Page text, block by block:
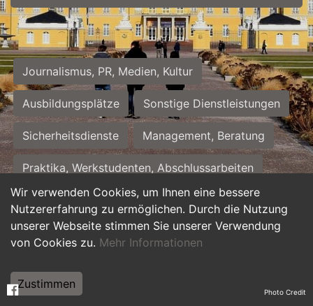
Wir verwenden Cookies, um Ihnen eine bessere
Nutzererfahrung zu ermöglichen. Durch die Nutzung
unserer Webseite stimmen Sie unserer Verwendung
von Cookies zu. Mehr Informationen
Zustimmen
Journalismus, PR, Medien, Kultur
Ausbildungsplätze Sonstige Dienstleistungen
Sicherheitsdienste Management, Beratung
Praktika, Werkstudenten, Abschlussarbeiten
Personalwesen Assistenz, Sekretariat
Hilfskräfte, Aushilfs- und Nebenjobs
Weiterbildung, Studium, duale Ausbildung Photo Credit